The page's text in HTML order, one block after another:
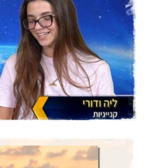
בר מצווה
סרטוני בת/בר